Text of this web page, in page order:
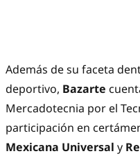
Además de su faceta
deportivo, Bazarte
Mercadotecnia por el
participación en
Mexicana Universal y